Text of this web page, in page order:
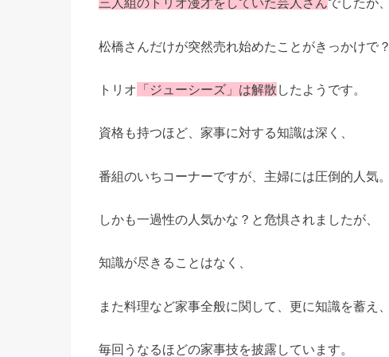
松橋さんだけが突然売れ始めたことがきっかけで？
トリオ 「ジューシーズ」は解散 したようです。
資格も持つほど、家事に対する知識は深く、
番組のいちコーナーですが、主婦には圧倒的人気。
しかも一過性の人気かな？と危惧されましたが、
知識が尽きることはなく、
また料理など家事全般に関して、更に知識を蓄え、
毎回うなるほどの家事技を披露しています。